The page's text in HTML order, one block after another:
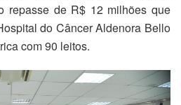
repasse de R$ 12 milhões que
do Câncer Aldenora Bello
com 90 leitos.